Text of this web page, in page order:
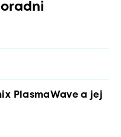
PlasmaWave a jej